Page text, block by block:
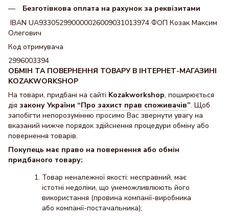
Безготівкова оплата на рахунок за реквізитами
IBAN UA933052990000026009031013974 ФОП Козак Максим
Олегович
Код отримувача
2996003394
ОБМІН ТА ПОВЕРНЕННЯ ТОВАРУ В ІНТЕРНЕТ-МАГАЗИНІ
KOZAKWORKSHOP
На товари, придбані на сайті Kozakworkshop, поширюється
дія закону України “Про захист прав споживачів”. Щоб
запобігти непорозумінню просимо Вас звернути увагу на
вказаний нижче порядок здійснення процедури обміну або
повернення товарів.
Покупець має право на повернення або обмін
придбаного товару:
Товар неналежної якості: несправний, має
істотні недоліки, що унеможливлюють його
використання (провина компанії-виробника
або компанії-постачальника);